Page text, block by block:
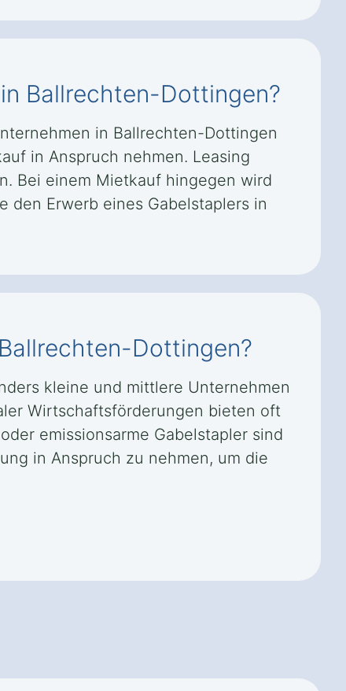
Ballrechten-Dottingen?
in Ballrechten-Dottingen
in Anspruch nehmen. Leasing
Bei einem Mietkauf hingegen wird
den Erwerb eines Gabelstaplers in
Dottingen?
kleine und mittlere Unternehmen
Wirtschaftsförderungen bieten oft
emissionsarme Gabelstapler sind
in Anspruch zu nehmen, um die